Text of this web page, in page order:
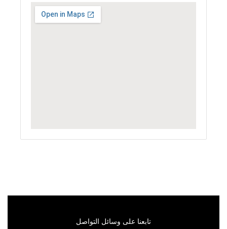
تابعنا على وسائل التواصل